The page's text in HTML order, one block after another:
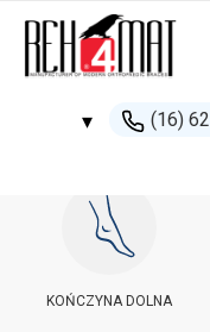
▾ (16)
KOŃCZYNA DOLNA